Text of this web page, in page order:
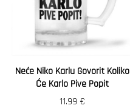
Neće Niko Karlu Govorit Koliko
Će Karlo Pive Popit
11.99 €